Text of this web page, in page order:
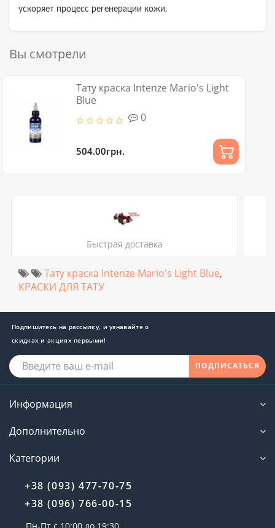
ускоряет процесс регенерации кожи.
Вы смотрели
Тату краска Intenze Mario's Light
Blue
0
504.00грн.
Быстрая доставка
Тату краска Intenze Mario's Light Blue,
КРАСКИ ДЛЯ ТАТУ
Подпишитесь на рассылку, и узнавайте о
скидках и акциях первыми!
ПОДПИСАТЬСЯ
Информация
Дополнительно
Категории
+38 (093) 477-70-75
+38 (096) 766-00-15